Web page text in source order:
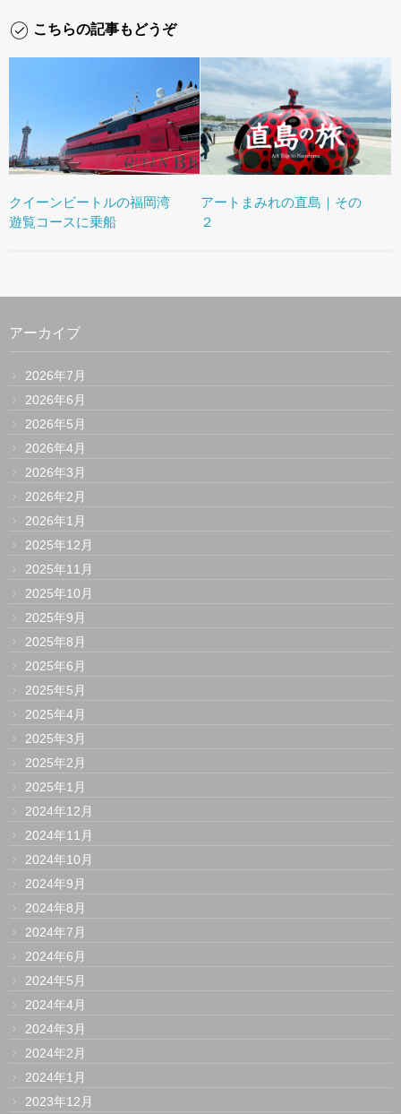
こちらの記事もどうぞ
クイーンビートルの福岡湾
遊覧コースに乗船
アートまみれの直島｜その
２
アーカイブ
2026年7月
2026年6月
2026年5月
2026年4月
2026年3月
2026年2月
2026年1月
2025年12月
2025年11月
2025年10月
2025年9月
2025年8月
2025年6月
2025年5月
2025年4月
2025年3月
2025年2月
2025年1月
2024年12月
2024年11月
2024年10月
2024年9月
2024年8月
2024年7月
2024年6月
2024年5月
2024年4月
2024年3月
2024年2月
2024年1月
2023年12月